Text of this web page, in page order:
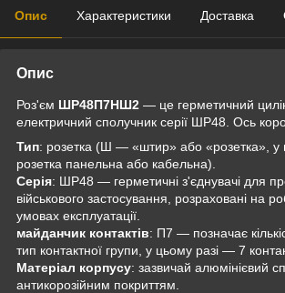
Опис Характеристики Доставка
Опис
Роз'єм ШР48П7НШ2 — це герметичний
електричний сполучник серії ШР48. Ось
Тип: розетка (Ш — «штир» або «розетка», у
розетка панельна або кабельна).
Серія: ШР48 — герметичні з'єднувачі для
військового застосування, розраховані на
умовах експлуатації.
майданчик контактів: П7 — позначає
тип контактної групи, у цьому разі — 7
Матеріал корпусу: зазвичай алюмінієвий
антикорозійним покриттям.